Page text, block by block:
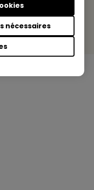
nécessaires